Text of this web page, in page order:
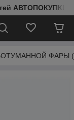
АВТОПОКУПКИ
ФАРЫ